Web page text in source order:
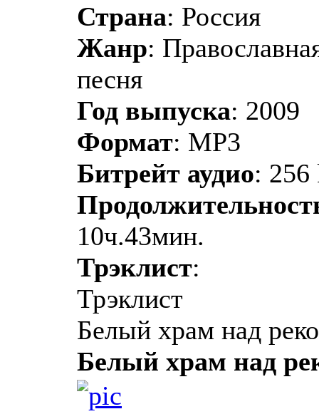
Страна: Россия
Жанр:
песня
Год выпуска: 2009
Формат: MP3
Битрейт аудио: 256
10ч.43мин.
Трэклист:
Трэклист
Белый храм над
Белый храм над